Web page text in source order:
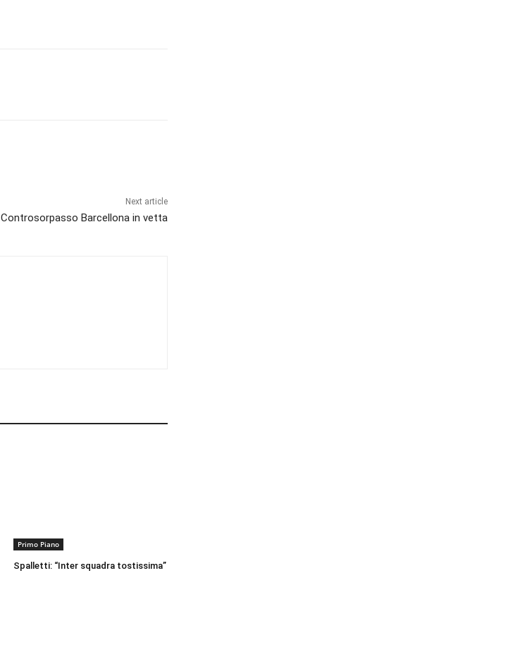
Next article
Controsorpasso Barcellona in vetta
Primo Piano
Spalletti: “Inter squadra tostissima”